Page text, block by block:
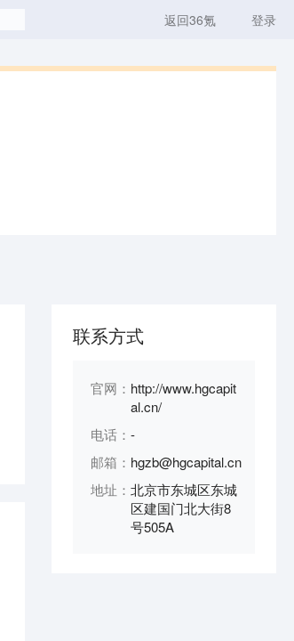
返回36氪 登录
联系方式
官网： http://www.hgcapit
al.cn/
电话： -
邮箱： hgzb@hgcapital.cn
地址： 北京市东城区东城
区建国门北大街8
号505A